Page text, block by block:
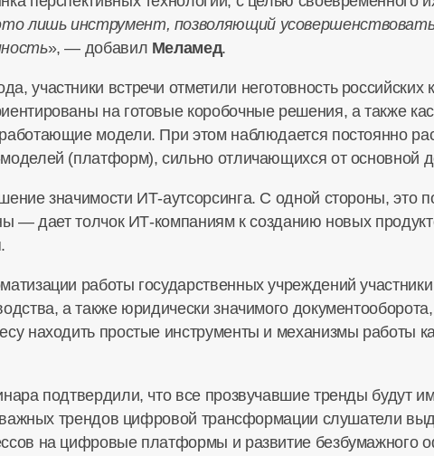
лишь инструмент, позволяющий
», — добавил Меламед.
участники встречи отметили неготовность российских
на готовые коробочные решения, а также
модели. При этом наблюдается постоянно
(платформ), сильно отличающихся от основной
значимости ИТ-аутсорсинга. С одной стороны, это
— дает толчок ИТ-компаниямк созданию новых
работы государственных учреждений участники
а также юридически значимого
находить простые инструменты и механизмы работы
подтвердили, что все прозвучавшие тренды будут
трендов цифровой трансформации слушатели
на цифровые платформы и развитие безбумажного